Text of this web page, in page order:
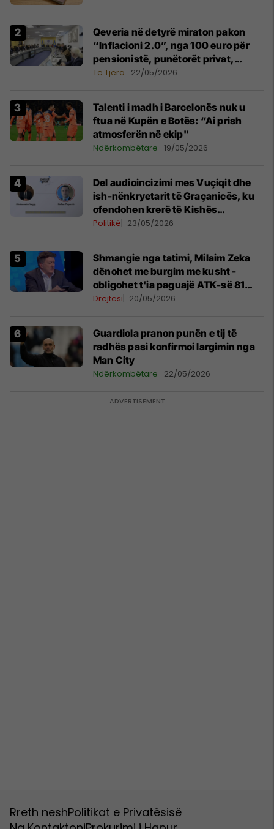
Qeveria në detyrë miraton pakon
“Inflacioni 2.0”, nga 100 euro për
pensionistë, punëtorët privat,
fëmijë dhe studentë
Të Tjera 22/05/2026
Talenti i madh i Barcelonës nuk u
ftua në Kupën e Botës: “Ai prish
atmosferën në ekip"
Ndërkombëtare 19/05/2026
Del audioincizimi mes Vuçiqit dhe
ish-nënkryetarit të Graçanicës, ku
ofendohen krerë të Kishës
Ortodokse Serbe
Politikë 23/05/2026
Shmangie nga tatimi, Milaim Zeka
dënohet me burgim me kusht -
obligohet t'ia paguajë ATK-së 81
mijë euro
Drejtësi 20/05/2026
Guardiola pranon punën e tij të
radhës pasi konfirmoi largimin nga
Man City
Ndërkombëtare 22/05/2026
Rreth neshPolitikat e Privatësisë